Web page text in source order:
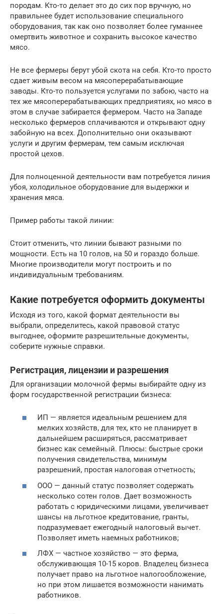
породам. Кто-то делает это до сих пор вручную, но
правильнее будет использование специального
оборудования, так как оно позволяет более гуманнее
омертвить животное и сохранить высокое качество
мясо.
Не все фермеры берут убой скота на себя. Кто-то просто
сдает живым весом на мясоперерабатывающие
заводы. Кто-то пользуется услугами по забою, часто на
тех же мясоперерабатывающих предприятиях, но мясо в
этом в случае забирается фермером. Часто на Западе
несколько фермеров сплачиваются и открывают одну
забойную на всех. Дополнительно они оказывают
услуги и другим фермерам, тем самым исключая
простой цехов.
Для полноценной деятельности вам потребуется линия
убоя, холодильное оборудование для выдержки и
хранения мяса.
Пример работы такой линии:
Стоит отменить, что линии бывают разными по
мощности. Есть на 10 голов, на 50 и гораздо больше.
Многие производители могут построить и по
индивидуальным требованиям.
Какие потребуется оформить документы
Исходя из того, какой формат деятельности вы
выбрали, определитесь, какой правовой статус
выгоднее, оформите разрешительные документы,
соберите нужные справки.
Регистрация, лицензии и разрешения
Для организации молочной фермы выбирайте одну из
форм государственной регистрации бизнеса:
ИП — является идеальным решением для
мелких хозяйств, для тех, кто не планирует в
дальнейшем расширяться, рассматривает
бизнес как семейный. Плюсы: быстрые сроки
получения свидетельства, минимум
разрешений, простая налоговая отчетность;
ООО — данный статус позволяет содержать
несколько сотен голов. Дает возможность
работать с юридическими лицами, увеличивает
шансы на льготное кредитование, гранты,
подразумевает ежегодный налоговый вычет.
Позволяет иметь наемных работников;
ЛФХ — частное хозяйство — это ферма,
обслуживающая 10-15 коров. Владелец бизнеса
получает право на льготное налогообложение,
но при этом лишается возможности нанимать
работников.